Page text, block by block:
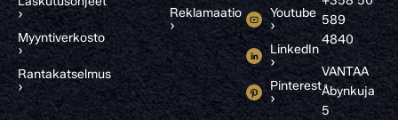
›
Myyntiverkosto
›
Rantakatselmus
›
Reklamaatio
›
Youtube
›
LinkedIn
›
Pinterest
›
589
4840
VANTAA
Åbynkuja
5